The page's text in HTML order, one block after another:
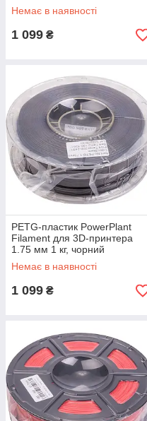
Немає в наявності
1 099 ₴
PETG-пластик PowerPlant
Filament для 3D-принтера
1.75 мм 1 кг, чорний
Немає в наявності
1 099 ₴